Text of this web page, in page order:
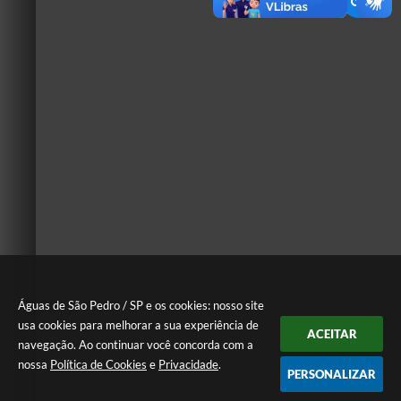
Águas de São Pedro / SP e os cookies: nosso site
usa cookies para melhorar a sua experiência de
navegação. Ao continuar você concorda com a
nossa Política de Cookies e Privacidade.
ACEITAR
PERSONALIZAR